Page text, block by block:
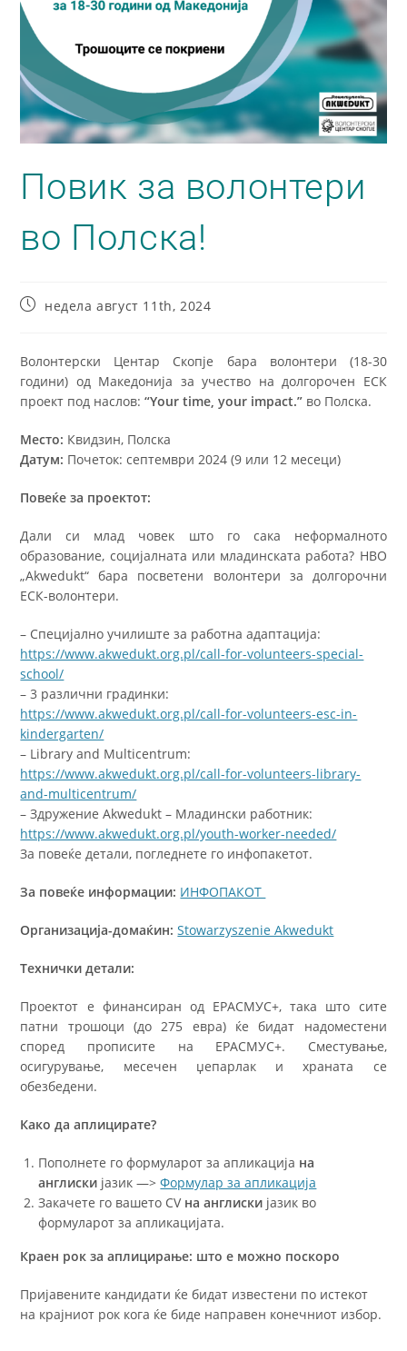
Повик за волонтери
во Полска!
недела август 11th, 2024
Волонтерски Центар Скопје бара волонтери (18-30
години) од Македонија за учество на долгорочен ЕСК
проект под наслов:“Your time, your impact.” во Полска.
Место: Квидзин, Полска
Датум: Почеток: септември 2024 (9 или 12 месеци)
Повеќе за проектот:
Дали си млад човек што го сака неформалното
образование, социјалната или младинската работа? НВО
„Akwedukt“ бара посветени волонтери за долгорочни
ЕСК-волонтери.
– Специјално училиште за работна адаптација:
https://www.akwedukt.org.pl/call-for-volunteers-special-
school/
– 3 различни градинки:
https://www.akwedukt.org.pl/call-for-volunteers-esc-in-
kindergarten/
– Library and Multicentrum:
https://www.akwedukt.org.pl/call-for-volunteers-library-
and-multicentrum/
– Здружение Akwedukt – Младински работник:
https://www.akwedukt.org.pl/youth-worker-needed/
За повеќе детали, погледнете го инфопакетот.
За повеќе информации: ИНФОПАКОТ
Организација-домаќин:Stowarzyszenie Akwedukt
Технички детали:
Проектот е финансиран од ЕРАСМУС+, така што сите
патни трошоци (до 275 евра) ќе бидат надоместени
според прописите на ЕРАСМУС+. Сместување,
осигурување, месечен џепарлак и храната се
обезбедени.
Како да аплицирате?
Пополнете го формуларот за апликација на
англиски јазик —>Формулар за апликација
Закачете го вашето CV на англиски јазик во
формуларот за апликацијата.
Краен рок за аплицирање: што е можно поскоро
Пријавените кандидати ќе бидат известени по истекот
на крајниот рок кога ќе биде направен конечниот избор.